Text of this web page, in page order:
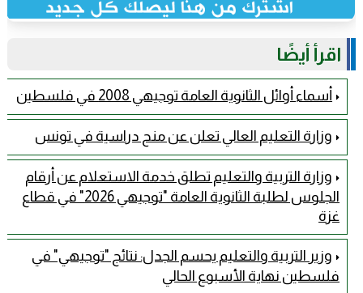
اقرأ أيضًا
أسماء أوائل الثانوية العامة توجيهي 2008 في فلسطين
وزارة التعليم العالي تعلن عن منح دراسية في تونس
وزارة التربية والتعليم تطلق خدمة الاستعلام عن أرقام
الجلوس لطلبة الثانوية العامة "توجيهي 2026" في قطاع
غزة
وزير التربية والتعليم يحسم الجدل: نتائج "توجيهي" في
فلسطين نهاية الأسبوع الحالي